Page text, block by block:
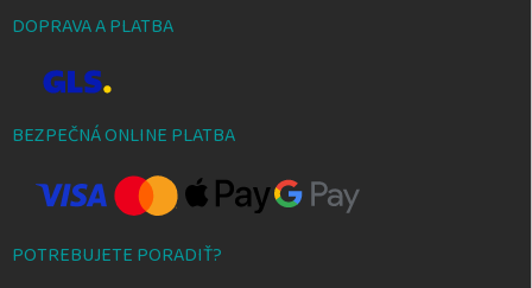
DOPRAVA A PLATBA
BEZPEČNÁ ONLINE PLATBA
POTREBUJETE PORADIŤ?